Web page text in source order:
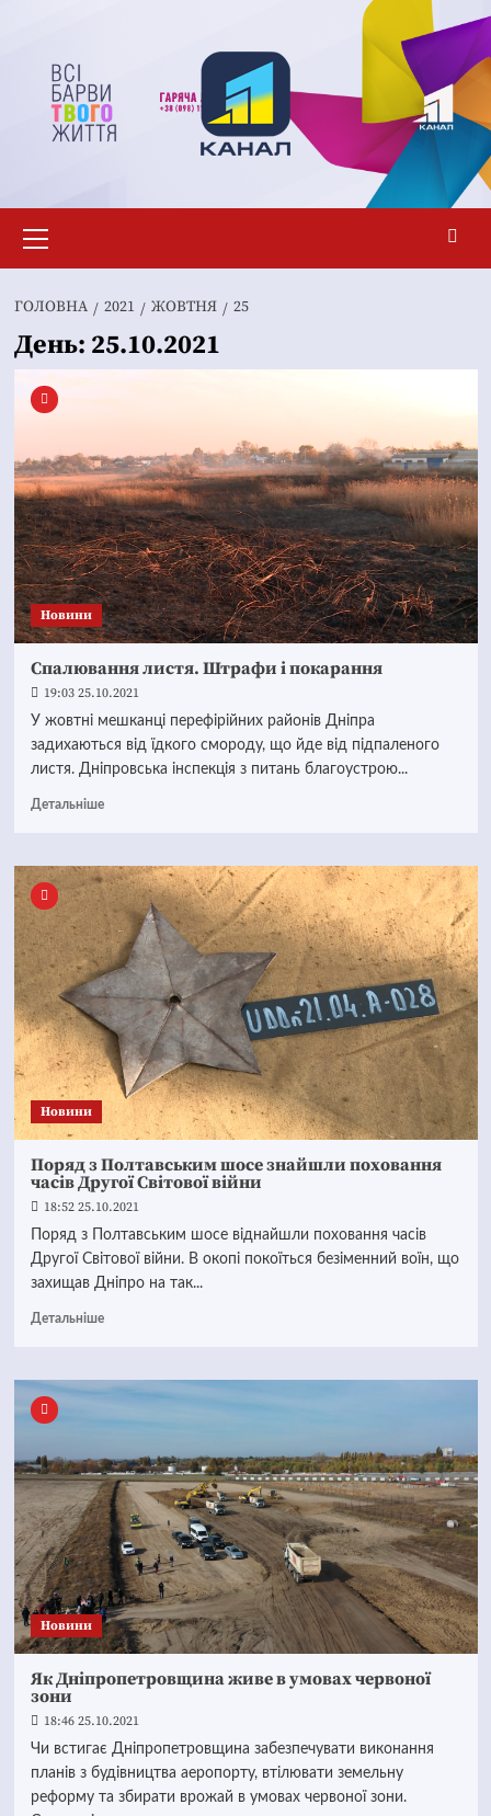
вмісту
меню
ГОЛОВНА 2021 ЖОВТНЯ 25
День: 25.10.2021
Новини
Спалювання листя. Штрафи і покарання
19:03 25.10.2021
У жовтні мешканці перефірійних районів Дніпра
задихаються від їдкого смороду, що йде від підпаленого
листя. Дніпровська інспекція з питань благоустрою...
Детальніше
Новини
Поряд з Полтавським шосе знайшли поховання
часів Другої Світової війни
18:52 25.10.2021
Поряд з Полтавським шосе віднайшли поховання часів
Другої Світової війни. В окопі покоїться безіменний воїн, що
захищав Дніпро на так...
Детальніше
Новини
Як Дніпропетровщина живе в умовах червоної
зони
18:46 25.10.2021
Чи встигає Дніпропетровщина забезпечувати виконання
планів з будівництва аеропорту, втілювати земельну
реформу та збирати врожай в умовах червоної зони.